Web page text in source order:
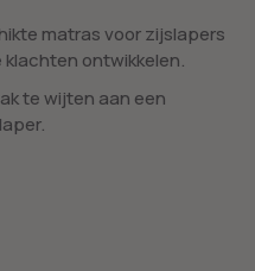
matras voor zijslapers
klachten ontwikkelen.
te wijten aan een